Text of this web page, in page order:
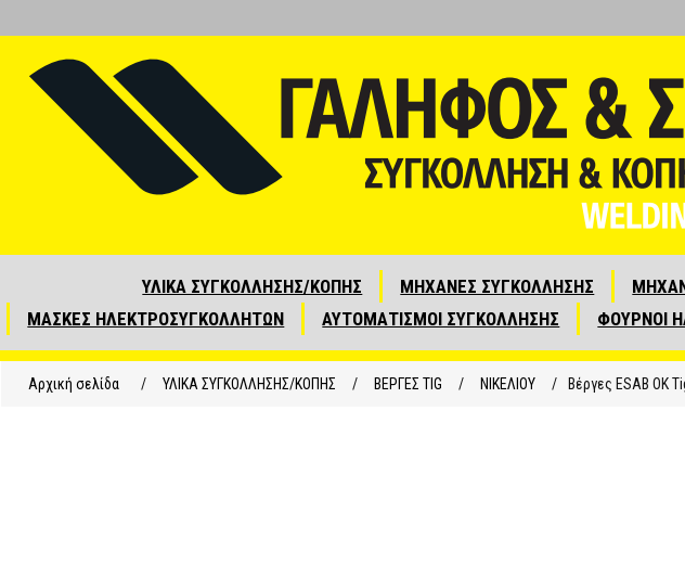
ΥΛΙΚΑ ΣΥΓΚΟΛΛΗΣΗΣ/ΚΟΠΗΣ ΜΗΧΑΝΕΣ ΣΥΓΚΟΛΛΗΣΗΣ
ΜΑΣΚΕΣ ΗΛΕΚΤΡΟΣΥΓΚΟΛΛΗΤΩΝ
ΑΥΤΟΜΑΤΙΣΜΟΙ ΣΥΓΚΟΛΛΗΣΗΣ ΦΟΥΡΝΟΙ
Αρχική σελίδα / ΥΛΙΚΑ ΣΥΓΚΟΛΛΗΣΗΣ/ΚΟΠΗΣ / ΒΕΡΓΕΣ ΤΙG / ΝΙΚΕΛΙΟΥ / Βέργες ESAB OK